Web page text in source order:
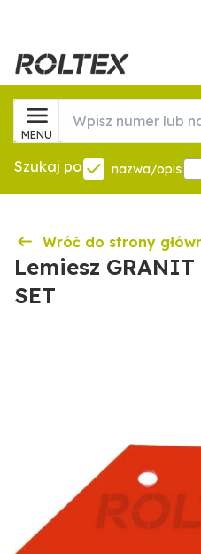
MENU
Szukaj po nazwa/opis
Wróć do strony
Lemiesz GRANIT
SET